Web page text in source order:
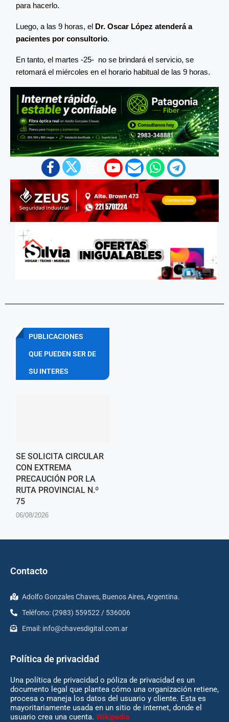
para hacerlo.
Luego, a las 9 horas, el Dr. Oscar López atenderá a
pacientes por consultorio.
En tanto, el martes -25- no se brindará el servicio, se
retomará el miércoles en el horario habitual de las 9 horas.
PUBLICACIONES
QUE PUEDEN SER DE
SU INTERES
SE SOLICITA CIRCULAR
CON EXTREMA
PRECAUCIÓN POR LA
RUTA PROVINCIAL N.º
75
06/08/2026
Contacto
Adolfo Gonzales Chaves, Buenos Aires, Argentina.
Teléfono: (2983) 559522 / 536006
Email: info@chavesdigital.com.ar
Política de privacidad
Una política de privacidad o póliza de privacidad es un
documento legal que plantea cómo una organización retiene,
procesa o maneja los datos del usuario y cliente. Esta es
mayoritariamente usada en un sitio de internet, donde el
usuario crea una cuenta. Wikipedia